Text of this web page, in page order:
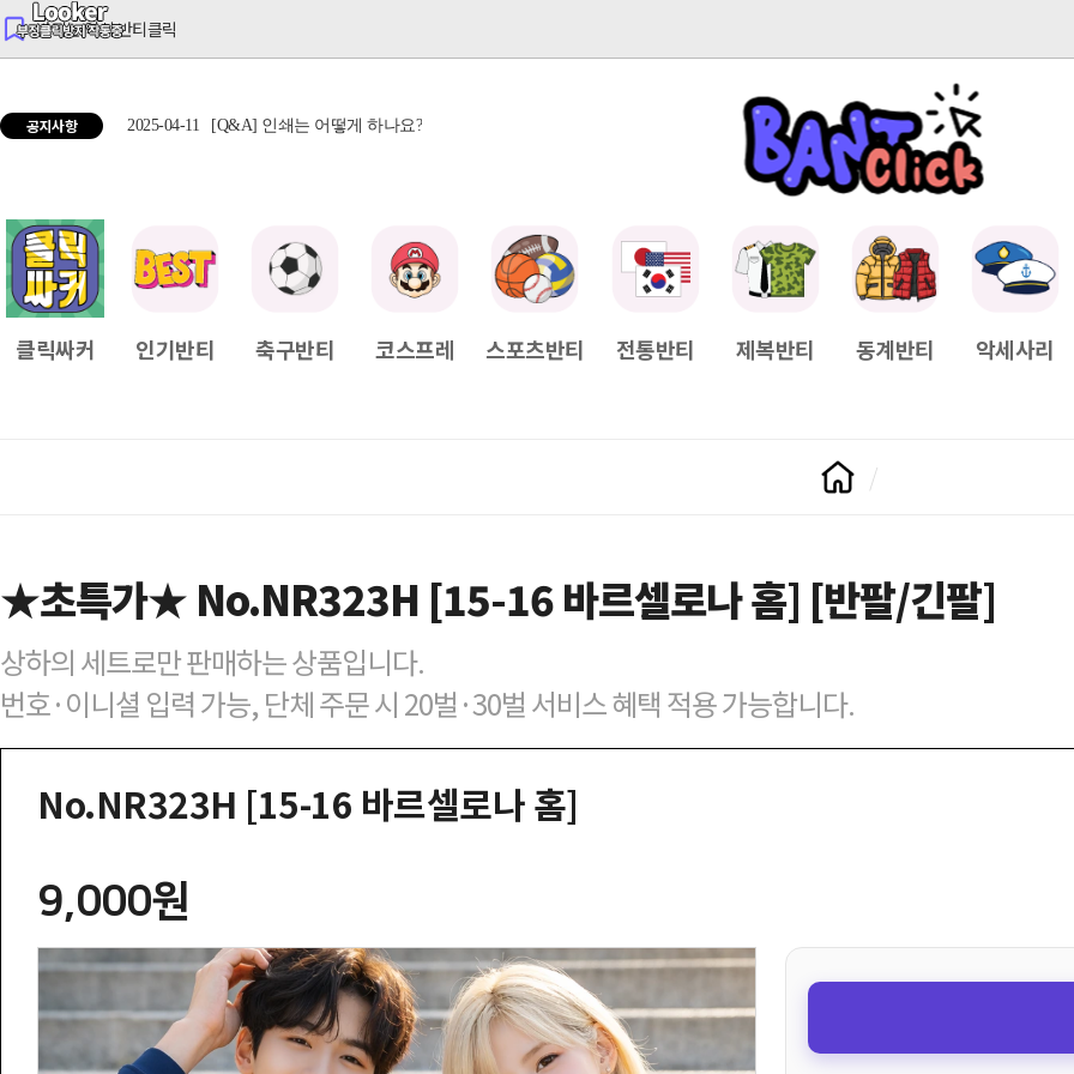
반티는 역시 반티클릭
공지사항 2025-04-11 [Q&A] 인쇄는 어떻게 하나요? [Q&A] 배송일정이 궁금하면? 2025-04-11 [Q&A] 나눠서
클릭싸커 인기반티 축구반티 코스프레 스포츠반티 전통반티 제복반티 동계반티 악세사리
★초특가★ No.NR323H [15-16 바르셀로나 홈] [반팔/긴팔]
상하의 세트로만 판매하는 상품입니다.
번호·이니셜 입력 가능, 단체 주문 시 20벌·30벌 서비스 혜택 적용 가능합니다.
No.NR323H [15-16 바르셀로나 홈]
9,000원